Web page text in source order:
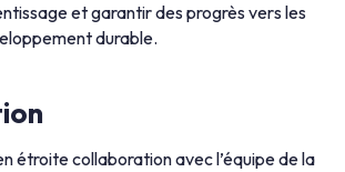
et garantir des progrès vers les
durable.
étroite collaboration avec l’équipe de la